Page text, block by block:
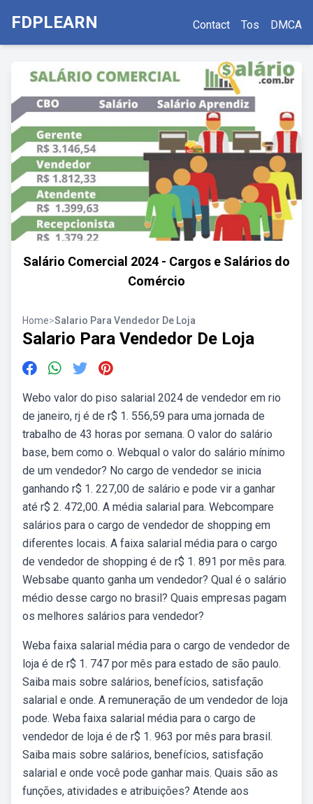
FDPLEARN Contact Tos DMCA
Salário Comercial 2024 - Cargos e Salários do
Comércio
Home>Salario Para Vendedor De Loja
Salario Para Vendedor De Loja
Webo valor do piso salarial 2024 de vendedor em rio
de janeiro, rj é de r$ 1. 556,59 para uma jornada de
trabalho de 43 horas por semana. O valor do salário
base, bem como o. Webqual o valor do salário mínimo
de um vendedor? No cargo de vendedor se inicia
ganhando r$ 1. 227,00 de salário e pode vir a ganhar
até r$ 2. 472,00. A média salarial para. Webcompare
salários para o cargo de vendedor de shopping em
diferentes locais. A faixa salarial média para o cargo
de vendedor de shopping é de r$ 1. 891 por mês para.
Websabe quanto ganha um vendedor? Qual é o salário
médio desse cargo no brasil? Quais empresas pagam
os melhores salários para vendedor?
Weba faixa salarial média para o cargo de vendedor de
loja é de r$ 1. 747 por mês para estado de são paulo.
Saiba mais sobre salários, benefícios, satisfação
salarial e onde. A remuneração de um vendedor de loja
pode. Weba faixa salarial média para o cargo de
vendedor de loja é de r$ 1. 963 por mês para brasil.
Saiba mais sobre salários, benefícios, satisfação
salarial e onde você pode ganhar mais. Quais são as
funções, atividades e atribuições? Atende aos